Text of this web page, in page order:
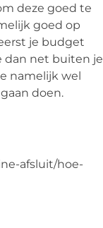
deze goed te
goed op
je budget
dan net buiten je
namelijk wel
doen.
afsluit/hoe-